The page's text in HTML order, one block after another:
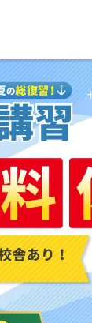
指導
指導
指導
ップ
条件
て学校の成績
の授業料を全額
きます。
内に学校の中
ご入塾の場合】
科目で+20点以
ご入塾の場合】
科目で80点以